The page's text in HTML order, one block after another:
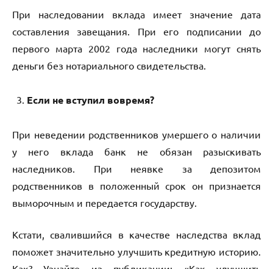
При наследовании вклада имеет значение дата
составления завещания. При его подписании до
первого марта 2002 года наследники могут снять
деньги без нотариального свидетельства.
Если не вступил вовремя?
При неведении родственников умершего о наличии
у него вклада банк не обязан разыскивать
наследников. При неявке за депозитом
родственников в положенный срок он признается
выморочным и передается государству.
Кстати, свалившийся в качестве наследства вклад
поможет значительно улучшить кредитную историю.